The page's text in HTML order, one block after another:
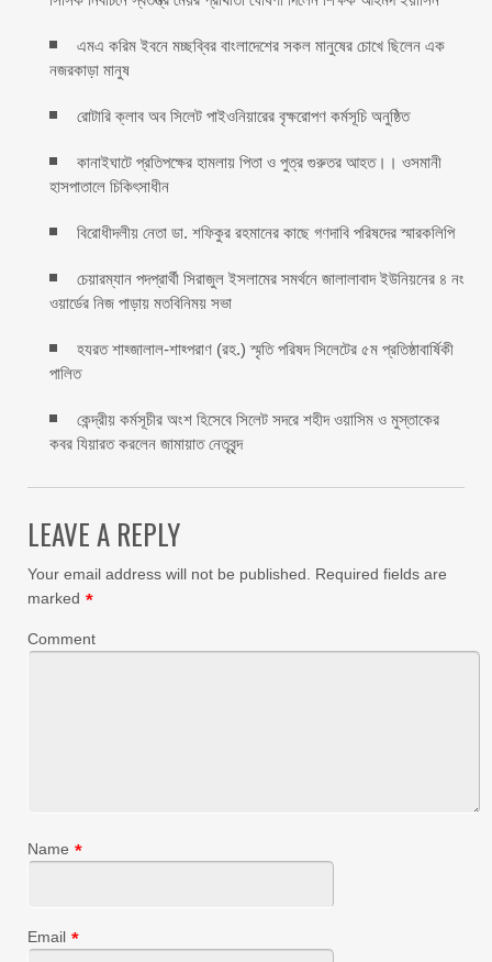
এমএ করিম ইবনে মচ্ছব্বির বাংলাদেশের সকল মানুষের চোখে ছিলেন এক
নজরকাড়া মানুষ ‎
রোটারি ক্লাব অব সিলেট পাইওনিয়ারের বৃক্ষরোপণ কর্মসূচি অনুষ্ঠিত
কানাইঘাটে প্রতিপক্ষের হামলায় পিতা ও পুত্র গুরুতর আহত।। ওসমানী
হাসপাতালে চিকিৎসাধীন
বিরোধীদলীয় নেতা ডা. শফিকুর রহমানের কাছে গণদাবি পরিষদের স্মারকলিপি ‎
চেয়ারম্যান পদপ্রার্থী সিরাজুল ইসলামের সমর্থনে জালালাবাদ ইউনিয়নের ৪ নং
ওয়ার্ডের নিজ পাড়ায় মতবিনিময় সভা
হযরত শাহ্জালাল-শাহ্পরাণ (রহ.) স্মৃতি পরিষদ সিলেটের ৫ম প্রতিষ্ঠাবার্ষিকী
পালিত ‎​
কেন্দ্রীয় কর্মসূচীর অংশ হিসেবে সিলেট সদরে শহীদ ওয়াসিম ও মুস্তাকের
কবর যিয়ারত করলেন জামায়াত নেতৃবৃন্দ ‎
LEAVE A REPLY
Your email address will not be published.
Required fields are
marked *
Comment
Name *
Email *